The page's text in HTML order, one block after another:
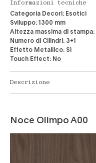
Informazioni tecniche
Categoria Decori: Esotici
Sviluppo:1300 mm
Altezza massima di stampa:
Numero di Cilindri: 3+1
Effetto Metallico: Sì
Touch Effect: No
Descrizione
Noce Olimpo A00